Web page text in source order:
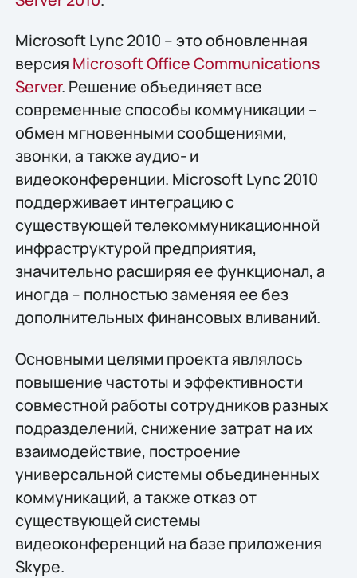
Microsoft Lync 2010 – это обновленная
версия Microsoft Office Communications
Server. Решение объединяет все
современные способы коммуникации –
обмен мгновенными сообщениями,
звонки, а также аудио- и
видеоконференции. Microsoft Lync 2010
поддерживает интеграцию с
существующей телекоммуникационной
инфраструктурой предприятия,
значительно расширяя ее функционал, а
иногда – полностью заменяя ее без
дополнительных финансовых вливаний.
Основными целями проекта являлось
повышение частоты и эффективности
совместной работы сотрудников разных
подразделений, снижение затрат на их
взаимодействие, построение
универсальной системы объединенных
коммуникаций, а также отказ от
существующей системы
видеоконференций на базе приложения
Skype.